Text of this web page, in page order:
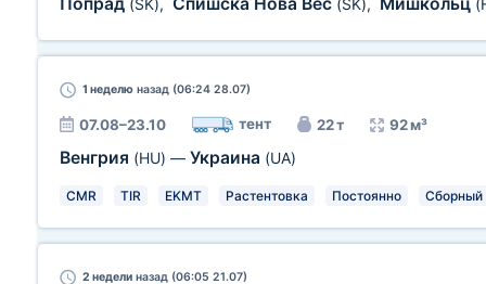
(SK), (SK),
1 неделю назад (06:24 28.07)
07.08–23.10 тент 22 т 92 м³
Венгрия (HU) — Украина (UA)
CMR TIR EKMT Растентовка Постоянно Сборный
2 недели назад (06:05 21.07)